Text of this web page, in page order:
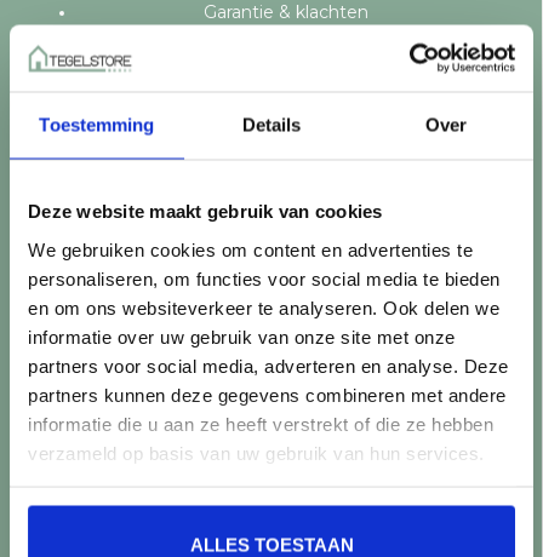
Toestemming Details Over
Deze website maakt gebruik van cookies
We gebruiken cookies om content en advertenties te
personaliseren, om functies voor social media te bieden
en om ons websiteverkeer te analyseren. Ook delen we
informatie over uw gebruik van onze site met onze
partners voor social media, adverteren en analyse. Deze
partners kunnen deze gegevens combineren met andere
informatie die u aan ze heeft verstrekt of die ze hebben
verzameld op basis van uw gebruik van hun services.
ALLES TOESTAAN
Garantie & klachten
Over TegelStore.nl
Privacy Policy
Producten
Alle producten
Nieuwe producten
Aanbiedingen
Merken
Tags